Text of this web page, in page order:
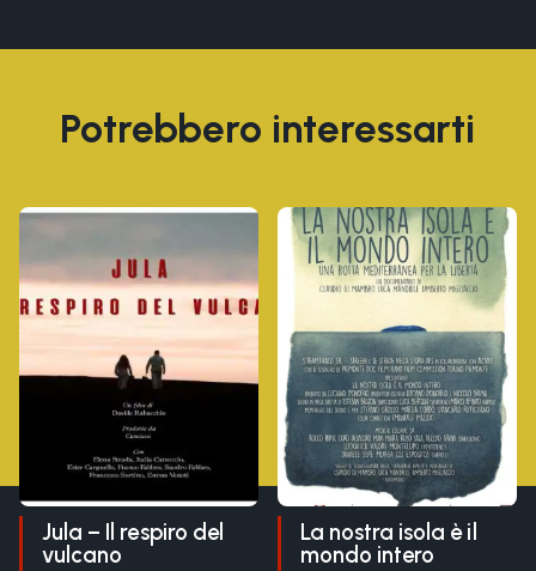
Potrebbero interessarti
Jula – Il respiro del
vulcano
La nostra isola è il
mondo intero